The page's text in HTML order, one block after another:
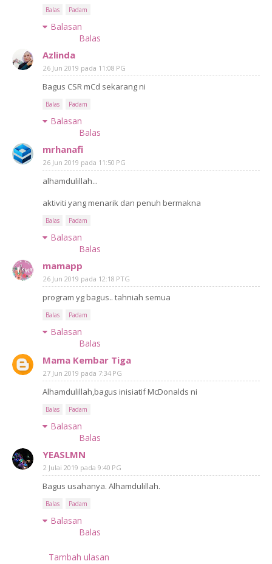
Balas Padam
Balasan
Balas
Azlinda
26 Jun 2019 pada 11:08 PG
Bagus CSR mCd sekarang ni
Balas Padam
Balasan
Balas
mrhanafi
26 Jun 2019 pada 11:50 PG
alhamdulillah...
aktiviti yang menarik dan penuh bermakna
Balas Padam
Balasan
Balas
mamapp
26 Jun 2019 pada 12:18 PTG
program yg bagus.. tahniah semua
Balas Padam
Balasan
Balas
Mama Kembar Tiga
27 Jun 2019 pada 7:34 PG
Alhamdulillah,bagus inisiatif McDonalds ni
Balas Padam
Balasan
Balas
YEASLMN
2 Julai 2019 pada 9:40 PG
Bagus usahanya. Alhamdulillah.
Balas Padam
Balasan
Balas
Tambah ulasan